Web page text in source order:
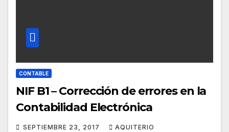
CONTABLE
NIF B1 – Corrección de errores en la
Contabilidad Electrónica
SEPTIEMBRE 23, 2017 AQUITERIO